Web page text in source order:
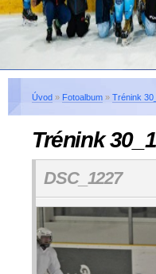
Úvod » Fotoalbum » Trénink
Trénink
DSC_1227